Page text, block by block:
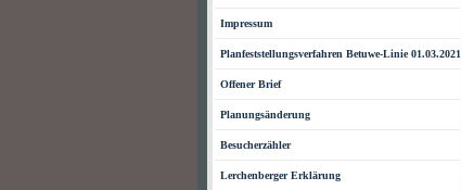
Impressum
Planfeststellungsverfahren Betuwe-Linie 01.03.2021
Offener Brief
Planungsänderung
Besucherzähler
Lerchenberger Erklärung